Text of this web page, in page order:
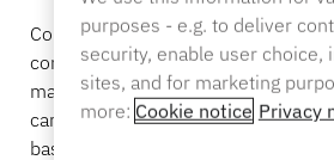
Saúde e beleza
Segurança de mercadorias
Travas inteligentes
Parcerias empresariais
Especificações técnicas
Estudos de caso
Como parte da ASSA ABLOY,
compromisso de construir um
mais sustentável e mais aberto. A
caminho com metas climáticas
baseadas na ciência e relatórios de
purposes - e.g. to deliver
security, enable user choice,
sites, and for marketing
more: Cookie notice Privacy